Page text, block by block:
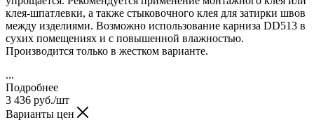
клея-шпатлевки, а также стыковочного клея для затирки швов
между изделиями. Возможно использование карниза DD513 в
сухих помещениях и с повышенной влажностью.
Производится только в жестком варианте.
...
Подробнее
3 436 руб./шт
Варианты цен